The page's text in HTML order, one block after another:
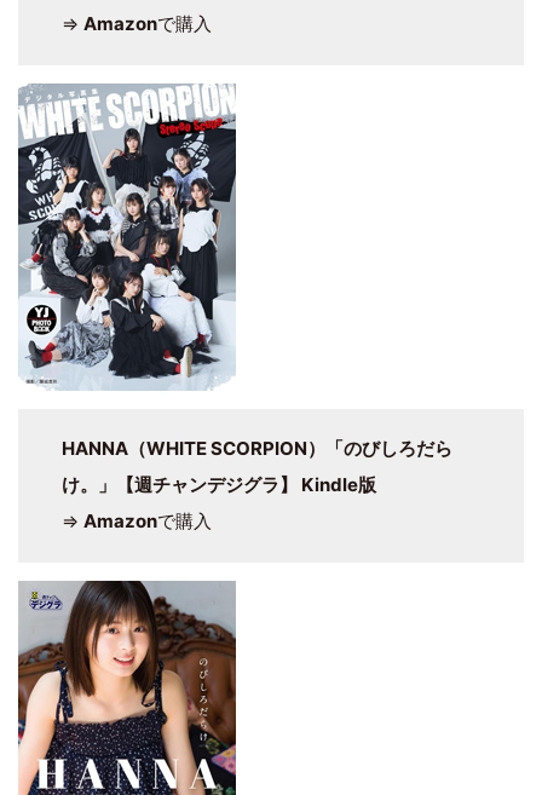
⇒ Amazonで購入
HANNA（WHITE SCORPION）「のびしろだら
け。」【週チャンデジグラ】 Kindle版
⇒ Amazonで購入